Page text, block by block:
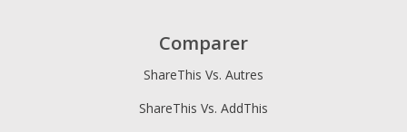
Comparer
ShareThis Vs. Autres
ShareThis Vs. AddThis